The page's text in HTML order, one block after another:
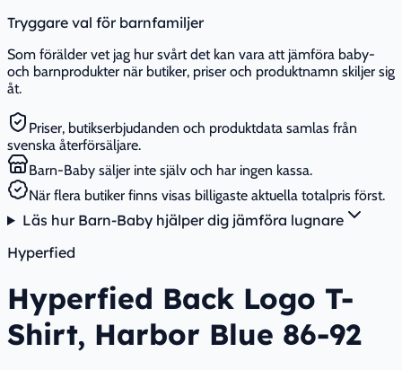
Tryggare val för barnfamiljer
Som förälder vet jag hur svårt det kan vara att jämföra baby-
och barnprodukter när butiker, priser och produktnamn skiljer sig
åt.
Priser, butikserbjudanden och produktdata samlas från
svenska återförsäljare.
Barn-Baby säljer inte själv och har ingen kassa.
När flera butiker finns visas billigaste aktuella totalpris först.
Läs hur Barn-Baby hjälper dig jämföra lugnare
Hyperfied
Hyperfied Back Logo T-
Shirt, Harbor Blue 86-92